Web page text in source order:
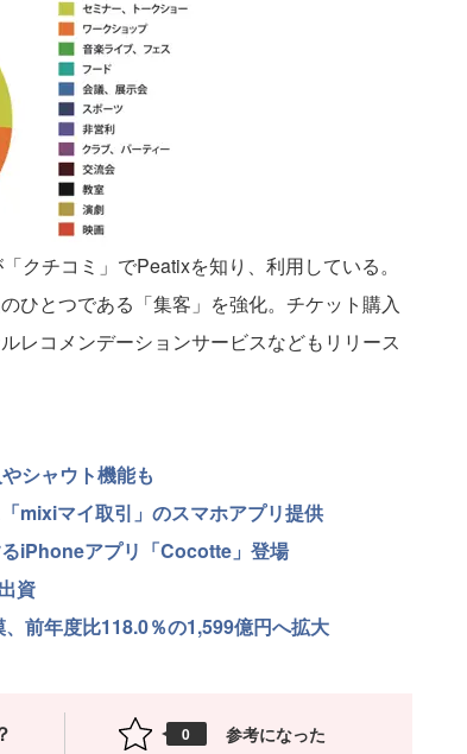
クチコミ」でPeatixを知り、利用している。
ひとつである「集客」を強化。チケット購入
レコメンデーションサービスなどもリリース
シャウト機能も
mixiマイ取引」のスマホアプリ提供
iPhoneアプリ「Cocotte」登場
資
前年度比118.0％の1,599億円へ拡大
0 参考になった